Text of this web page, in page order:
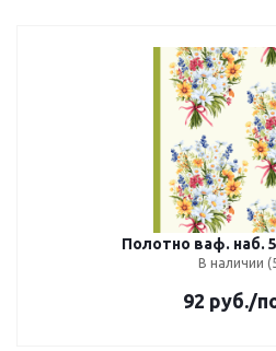
Полотно ваф. наб.
В наличии
92 руб./